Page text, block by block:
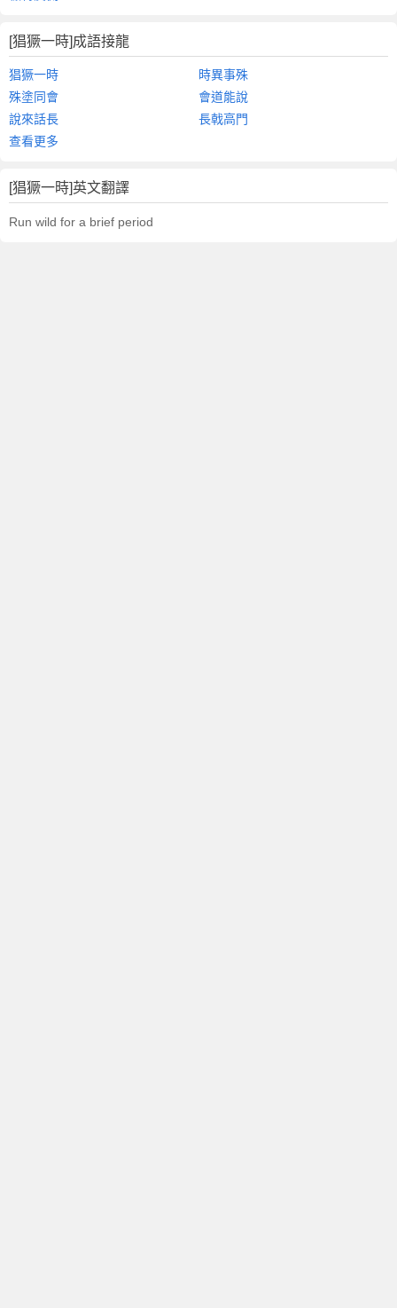
[猖獗一時]成語接龍
猖獗一時
時異事殊
殊塗同會
會道能說
說來話長
長戟高門
查看更多
[猖獗一時]英文翻譯
Run wild for a brief period